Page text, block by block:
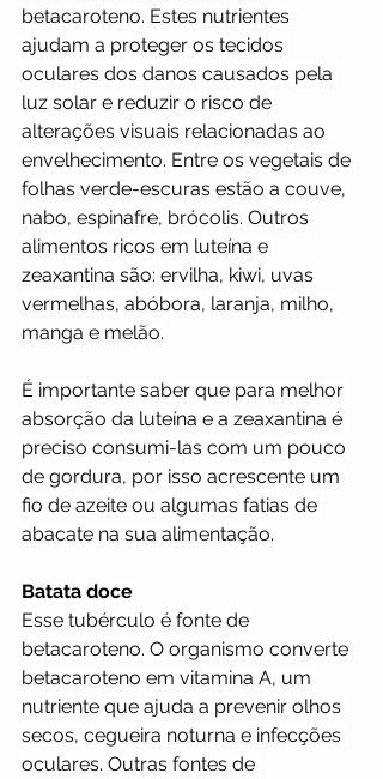
betacaroteno. Estes nutrientes
ajudam a proteger os tecidos
oculares dos danos causados pela
luz solar e reduzir o risco de
alterações visuais relacionadas ao
envelhecimento. Entre os vegetais de
folhas verde-escuras estão a couve,
nabo, espinafre, brócolis. Outros
alimentos ricos em luteína e
zeaxantina são: ervilha, kiwi, uvas
vermelhas, abóbora, laranja, milho,
manga e melão.
É importante saber que para melhor
absorção da luteína e a zeaxantina é
preciso consumi-las com um pouco
de gordura, por isso acrescente um
fio de azeite ou algumas fatias de
abacate na sua alimentação.
Batata doce
Esse tubérculo é fonte de
betacaroteno. O organismo converte
betacaroteno em vitamina A, um
nutriente que ajuda a prevenir olhos
secos, cegueira noturna e infecções
oculares. Outras fontes de